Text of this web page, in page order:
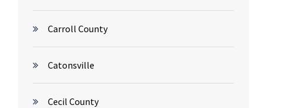
Carroll County
Catonsville
Cecil County